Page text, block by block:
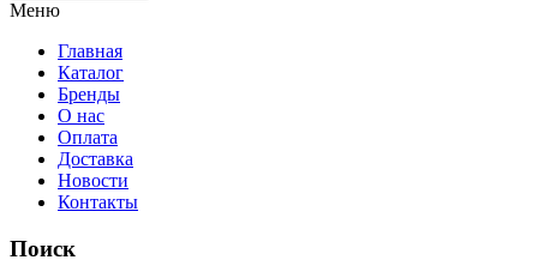
Меню
Главная
Каталог
Бренды
О нас
Оплата
Доставка
Новости
Контакты
Поиск